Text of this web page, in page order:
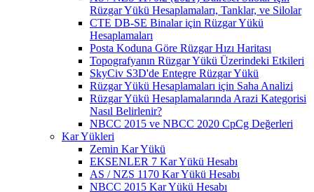
Rüzgar Yükü Hesaplamaları, Tanklar, ve Silolar
CTE DB-SE Binalar için Rüzgar Yükü
Hesaplamaları
Posta Koduna Göre Rüzgar Hızı Haritası
Topografyanın Rüzgar Yükü Üzerindeki Etkileri
SkyCiv S3D'de Entegre Rüzgar Yükü
Rüzgar Yükü Hesaplamaları için Saha Analizi
Rüzgar Yükü Hesaplamalarında Arazi Kategorisi
Nasıl Belirlenir?
NBCC 2015 ve NBCC 2020 CpCg Değerleri
Kar Yükleri
Zemin Kar Yükü
EKSENLER 7 Kar Yükü Hesabı
AS / NZS 1170 Kar Yükü Hesabı
NBCC 2015 Kar Yükü Hesabı